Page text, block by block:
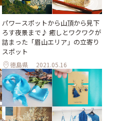
パワースポットから山頂から見下
ろす夜景まで♪ 癒しとワクワクが
詰まった「眉山エリア」の立寄り
スポット
徳島県 2021.05.16